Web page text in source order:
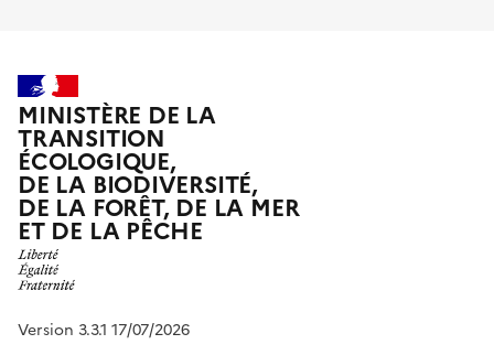
MINISTÈRE DE LA
TRANSITION
ÉCOLOGIQUE,
DE LA BIODIVERSITÉ,
DE LA FORÊT, DE LA MER
ET DE LA PÊCHE
Version 3.3.1 17/07/2026